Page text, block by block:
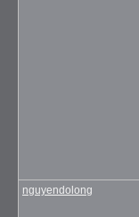
nguyendolong